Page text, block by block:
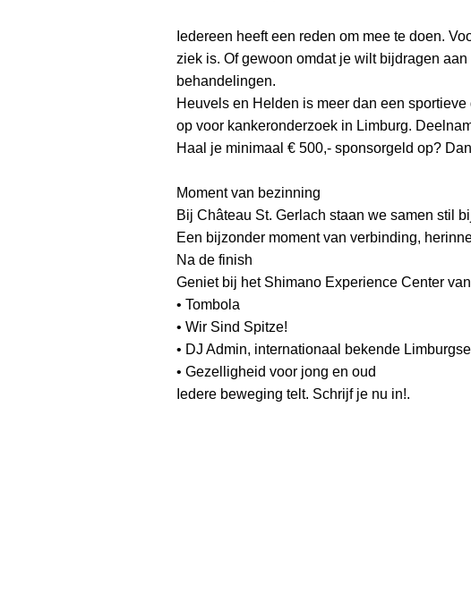
Iedereen heeft een reden om mee te doen.
ziek is. Of gewoon omdat je wilt bijdragen
behandelingen.
Heuvels en Helden is meer dan een
op voor kankeronderzoek in Limburg.
Haal je minimaal € 500,- sponsorgeld op?
Moment van bezinning
Bij Château St. Gerlach staan we samen stil
Een bijzonder moment van verbinding,
Na de finish
Geniet bij het Shimano Experience Center
• Tombola
• Wir Sind Spitze!
• DJ Admin, internationaal bekende
• Gezelligheid voor jong en oud
Iedere beweging telt. Schrijf je nu in!.